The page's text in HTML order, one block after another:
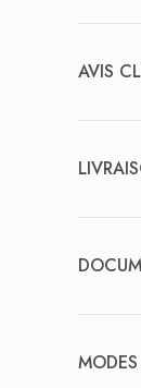
AVIS